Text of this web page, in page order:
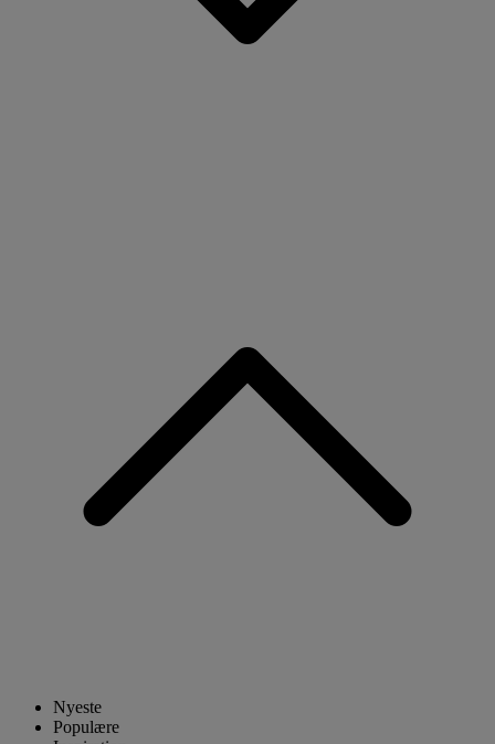
Nyeste
Populære